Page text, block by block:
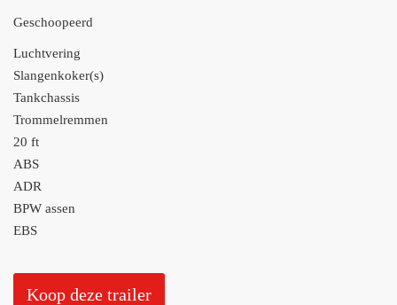
Geschoopeerd
Luchtvering
Slangenkoker(s)
Tankchassis
Trommelremmen
20 ft
ABS
ADR
BPW assen
EBS
Koop deze trailer